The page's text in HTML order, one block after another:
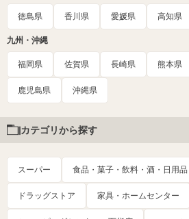
徳島県 香川県 愛媛県 高知県
九州・沖縄
福岡県 佐賀県 長崎県 熊本県
鹿児島県 沖縄県
カテゴリから探す
スーパー 食品・菓子・飲料・酒・日用
ドラッグストア 家具・ホームセンター